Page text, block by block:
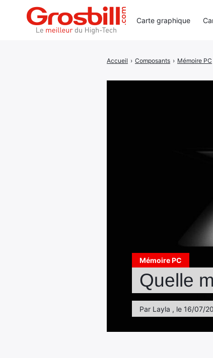
Mémoire PC
Quelle
Par Layla , le 16/07/
Accueil › Composants › Mémoire PC
Carte graphique
Rechercher